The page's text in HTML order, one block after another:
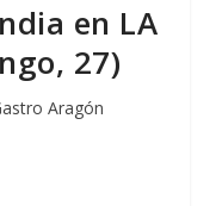
en LA
27)
Aragón